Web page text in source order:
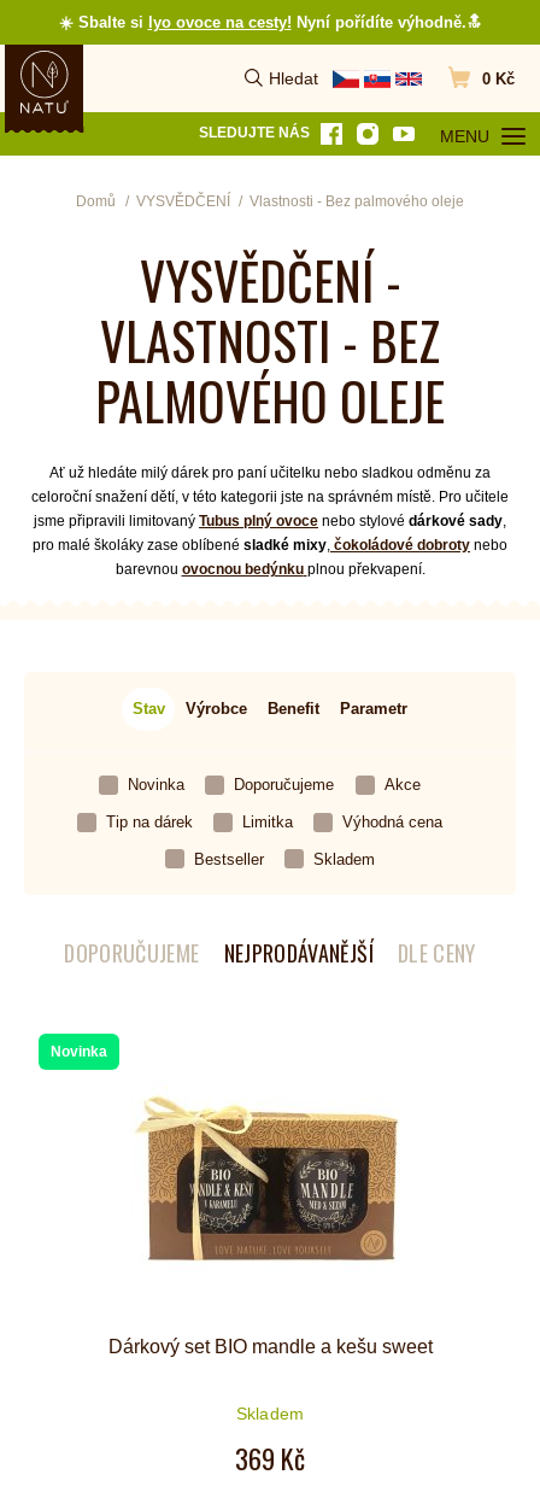
☀️ Sbalte si lyo ovoce na cesty! Nyní pořídíte výhodně.🔝
Hledat
Vyhledat Přejít do
0 Kč
SLEDUJTE NÁS MENU
OTEVŘÍT
Domů VYSVĚDČENÍ Vlastnosti - Bez palmového oleje
VYSVĚDČENÍ -
VLASTNOSTI - BEZ
PALMOVÉHO OLEJE
Ať už hledáte milý dárek pro paní učitelku nebo sladkou odměnu za
celoroční snažení dětí, v této kategorii jste na správném místě. Pro učitele
jsme připravili limitovaný Tubus plný ovoce nebo stylové dárkové sady
pro malé školáky zase oblíbené sladké mixy čokoládové dobroty nebo
barevnou ovocnou bedýnku plnou překvapení.
Stav Výrobce Benefit Parametr
Novinka Doporučujeme Akce
Tip na dárek Limitka Výhodná cena
Bestseller Skladem
DOPORUČUJEME NEJPRODÁVANĚJŠÍ DLE CENY
Novinka
Dárkový set BIO mandle a kešu sweet
Skladem
369 Kč